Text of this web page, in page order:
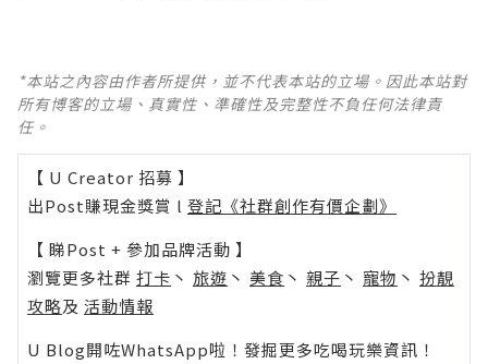
*本站之內容由作者所提供，並不代表本站的立場。因此本站對
所有博客的立場、真實性、準確性及完整性不負任何法律責
任。
【 U Creator 招募 】
出Post賺現金獎賞 l 登記《社群創作有價企劃》
【 睇Post + 參加品牌活動 】
瀏覽更多社群 打卡 丶 旅遊 丶 美食 丶 親子 丶 寵物 丶 扮靚
攻略及 活動情報
U Blog開咗WhatsApp啦！發掘更多吃喝玩樂資訊！